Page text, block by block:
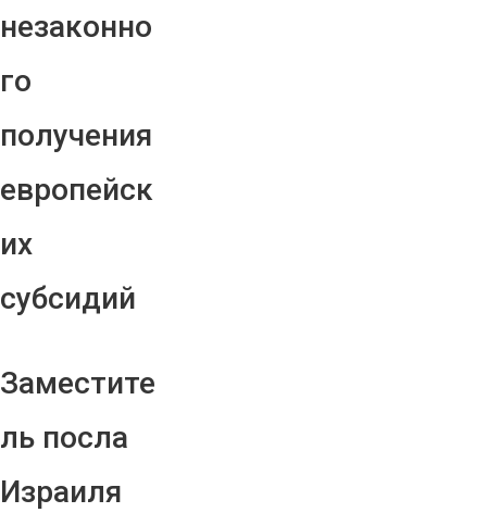
незаконно
го
получения
европейск
их
субсидий
Заместите
ль посла
Израиля